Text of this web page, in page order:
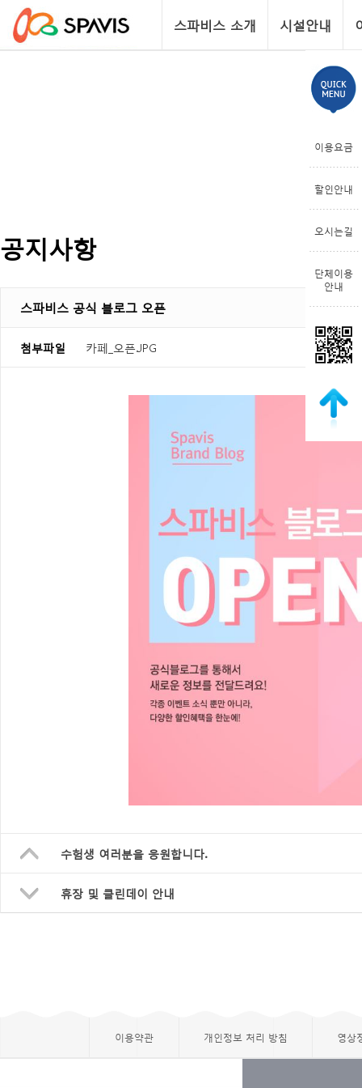
스파비스 소개 시설안내
공지사항
스파비스 공식 블로그 오픈
첨부파일 카페_오픈.JPG
수험생 여러분을 응원합니다.
휴장 및 클린데이 안내
이용요금
할인안내
오시는길
단체이용
안내
이용약관 개인정보 처리 방침 영상